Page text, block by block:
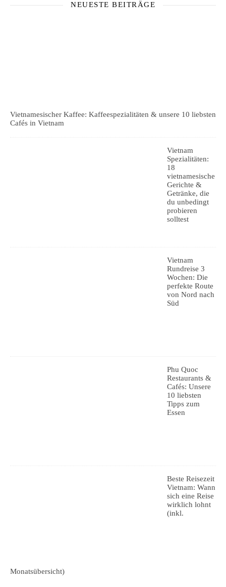
NEUESTE BEITRÄGE
Vietnamesischer Kaffee: Kaffeespezialitäten & unsere 10 liebsten
Cafés in Vietnam
Vietnam
Spezialitäten:
18
vietnamesische
Gerichte &
Getränke, die
du unbedingt
probieren
solltest
Vietnam
Rundreise 3
Wochen: Die
perfekte Route
von Nord nach
Süd
Phu Quoc
Restaurants &
Cafés: Unsere
10 liebsten
Tipps zum
Essen
Beste Reisezeit
Vietnam: Wann
sich eine Reise
wirklich lohnt
(inkl.
Monatsübersicht)